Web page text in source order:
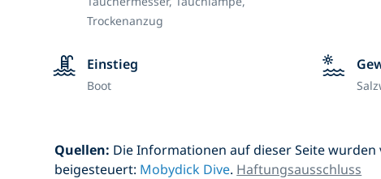
Trockenanzug
Einstieg
Boot
Quellen: Die Informationen auf dieser Seite
beigesteuert: Mobydick Dive. Haftungsausschluss